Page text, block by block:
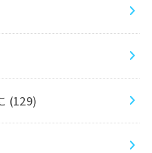
(129)